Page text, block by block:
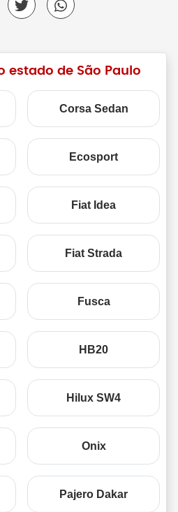
estado de São Paulo
Corsa Sedan
Ecosport
Fiat Idea
Fiat Strada
Fusca
HB20
Hilux SW4
Onix
Pajero Dakar